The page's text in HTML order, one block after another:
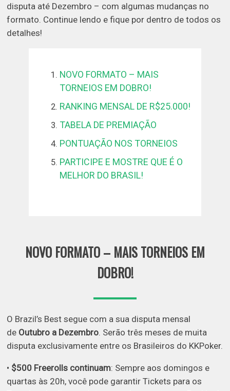
disputa até Dezembro – com algumas mudanças no
formato. Continue lendo e fique por dentro de todos os
detalhes!
NOVO FORMATO – MAIS
TORNEIOS EM DOBRO!
RANKING MENSAL DE R$25.000!
TABELA DE PREMIAÇÃO
PONTUAÇÃO NOS TORNEIOS
PARTICIPE E MOSTRE QUE É O
MELHOR DO BRASIL!
NOVO FORMATO – MAIS TORNEIOS EM
DOBRO!
O Brazil’s Best segue com a sua disputa mensal
de Outubro a Dezembro. Serão três meses de muita
disputa exclusivamente entre os Brasileiros do KKPoker.
• $500 Freerolls continuam: Sempre aos domingos e
quartas às 20h, você pode garantir Tickets para os